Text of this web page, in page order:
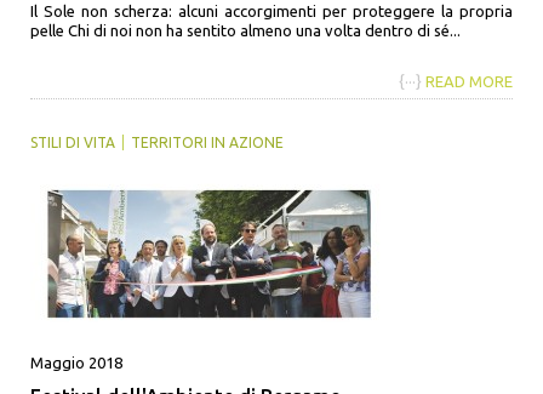
Il Sole non scherza: alcuni accorgimenti per proteggere la propria
pelle Chi di noi non ha sentito almeno una volta dentro di sé...
{···} READ MORE
STILI DI VITA TERRITORI IN AZIONE
Maggio 2018